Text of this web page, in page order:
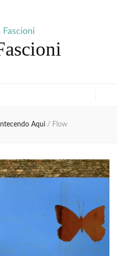
Aqui / Flow